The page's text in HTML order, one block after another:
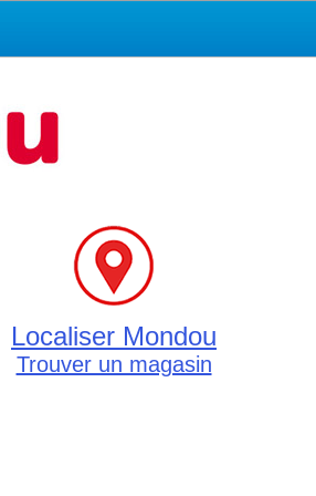
Localiser Mondou
Trouver un magasin